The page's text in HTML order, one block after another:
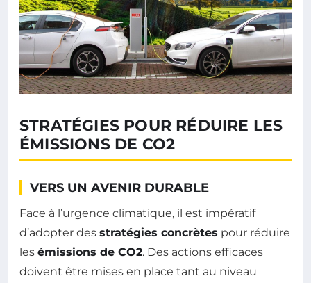
STRATÉGIES POUR RÉDUIRE LES
ÉMISSIONS DE CO2
VERS UN AVENIR DURABLE
Face à l’urgence climatique, il est impératif
d’adopter des stratégies concrètes pour réduire
les émissions de CO2. Des actions efficaces
doivent être mises en place tant au niveau